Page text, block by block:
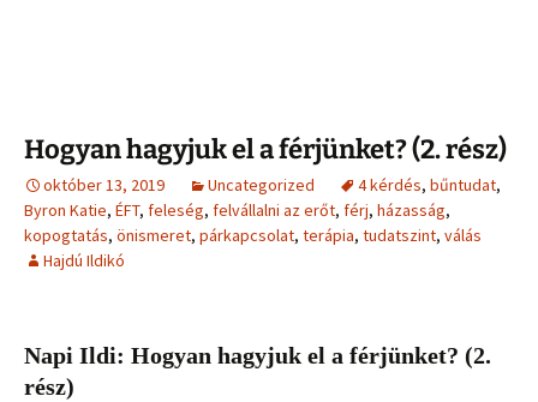
Hogyan hagyjuk el a férjünket? (2. rész)
október 13, 2019 Uncategorized 4 kérdés, bűntudat,
Byron Katie, ÉFT, feleség, felvállalni az erőt, férj, házasság,
kopogtatás, önismeret, párkapcsolat, terápia, tudatszint, válás
Hajdú Ildikó
Napi Ildi: Hogyan hagyjuk el a férjünket? (2.
rész)